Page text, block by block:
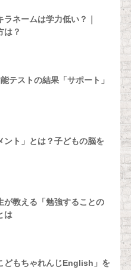
ラネームは学力低い？｜
は？
テストの結果「サポート」
ント」とは？子どもの脳を
が教える「勉強することの
は
どもちゃれんじEnglish」を